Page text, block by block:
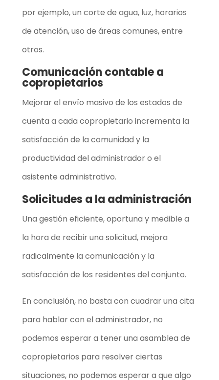
por ejemplo, un corte de agua, luz, horarios
de atención, uso de áreas comunes, entre
otros.
Comunicación contable a
copropietarios
Mejorar el envío masivo de los estados de
cuenta a cada copropietario incrementa la
satisfacción de la comunidad y la
productividad del administrador o el
asistente administrativo.
Solicitudes a la administración
Una gestión eficiente, oportuna y medible a
la hora de recibir una solicitud, mejora
radicalmente la comunicación y la
satisfacción de los residentes del conjunto.
En conclusión, no basta con cuadrar una cita
para hablar con el administrador, no
podemos esperar a tener una asamblea de
copropietarios para resolver ciertas
situaciones, no podemos esperar a que algo